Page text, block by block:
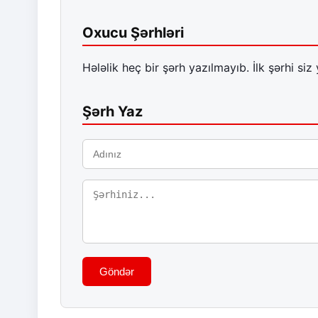
Oxucu Şərhləri
Hələlik heç bir şərh yazılmayıb. İlk şərhi siz
Şərh Yaz
Göndər